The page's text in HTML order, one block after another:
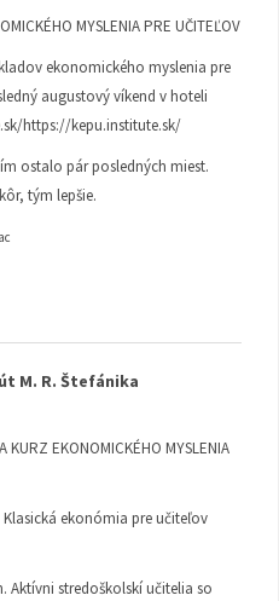
MYSLENIA PRE UČITEĽOV
ekonomického myslenia pre
augustový víkend v hoteli
https://kepu.institute.sk/
ostalo pár posledných miest.
tým lepšie.
M. R. Štefánika
KURZ EKONOMICKÉHO MYSLENIA
ekonómia pre učiteľov
Aktívni stredoškolskí učitelia so